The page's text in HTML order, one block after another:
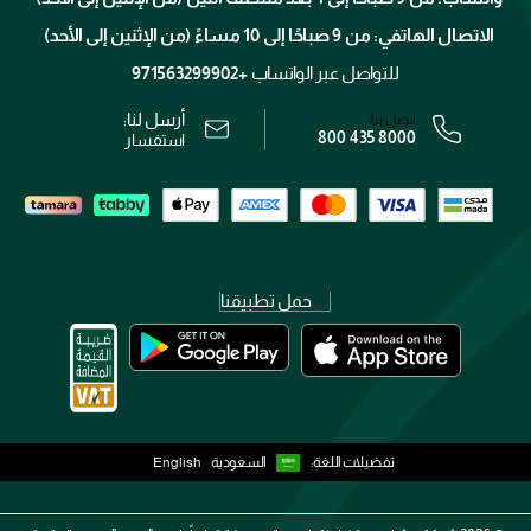
برنامج الولاء ميوز
الوظائف
الشروط و الأحكام
رقم السجل التجاري: 7013320481 — صادر من وزارة التجارة
الاتصال الهاتفي: من 9 صباحًا إلى 10 مساءً (من الإثنين إلى الأحد)
للتواصل عبر الواتساب +971563299902
اتصل بنا:
800 435 8000
أرسل لنا:
استفسار
حمل تطبيقنا
تفضيلات اللغة: السعودية English